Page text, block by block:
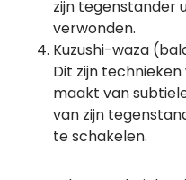
zijn tegenstander
verwonden.
Kuzushi-waza
Dit zijn
maakt van
van zijn
te schakelen.